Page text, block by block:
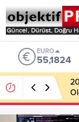
EURO
55,1824